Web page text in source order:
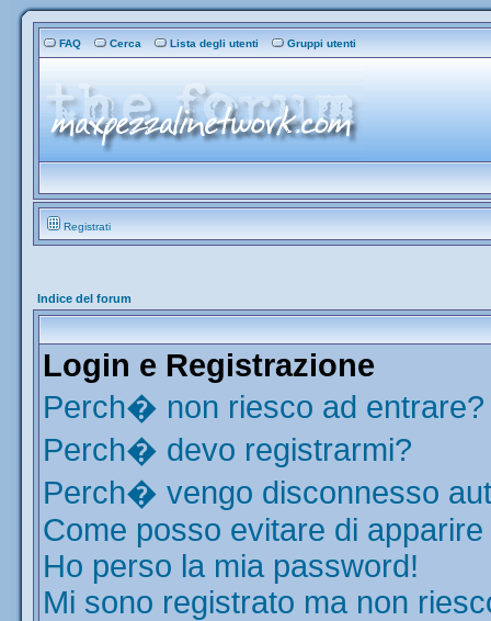
FAQ Cerca Lista degli utenti Gruppi utenti
Registrati
Indice del forum
Login e Registrazione
Perch� non riesco ad entrare?
Perch� devo registrarmi?
Perch� vengo disconnesso
Come posso evitare di
Ho perso la mia password!
Mi sono registrato ma non